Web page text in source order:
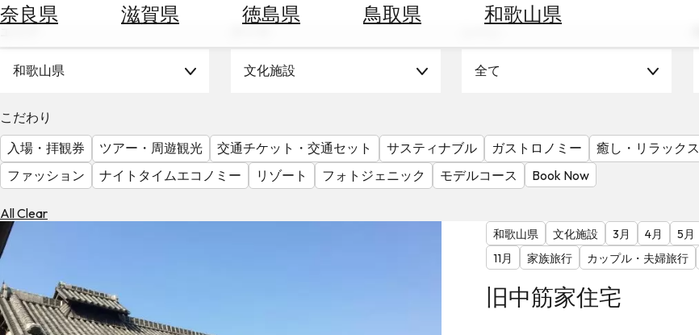
奈良県 滋賀県 徳島県 鳥取県 和歌山県
す
ホ
す
替
を
調
べ
天
を
和歌山県 文化施設 全て
こだわり
入場・拝観券
ツアー・周遊観光 交通チケット・交通セット サスティナブル ガストロノミー 癒し・リラックス
ファッション
ナイトタイムエコノミー リゾート フォトジェニック モデルコース Book Now
All Clear
和歌山県 文化施設 3月 4月 5月
11月
家族旅行 カップル・夫婦旅行
旧中筋家住宅